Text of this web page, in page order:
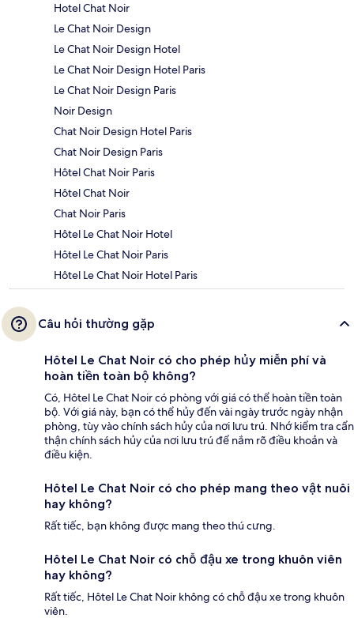
Hotel Chat Noir
Le Chat Noir Design
Le Chat Noir Design Hotel
Le Chat Noir Design Hotel Paris
Le Chat Noir Design Paris
Noir Design
Chat Noir Design Hotel Paris
Chat Noir Design Paris
Hôtel Chat Noir Paris
Hôtel Chat Noir
Chat Noir Paris
Hôtel Le Chat Noir Hotel
Hôtel Le Chat Noir Paris
Hôtel Le Chat Noir Hotel Paris
Câu hỏi thường gặp
Hôtel Le Chat Noir có cho phép hủy miễn phí và
hoàn tiền toàn bộ không?
Có, Hôtel Le Chat Noir có phòng với giá có thể hoàn tiền toàn
bộ. Với giá này, bạn có thể hủy đến vài ngày trước ngày nhận
phòng, tùy vào chính sách hủy của nơi lưu trú. Nhớ kiểm tra cẩn
thận chính sách hủy của nơi lưu trú để nắm rõ điều khoản và
điều kiện.
Hôtel Le Chat Noir có cho phép mang theo vật nuôi
hay không?
Rất tiếc, bạn không được mang theo thú cưng.
Hôtel Le Chat Noir có chỗ đậu xe trong khuôn viên
hay không?
Rất tiếc, Hôtel Le Chat Noir không có chỗ đậu xe trong khuôn
viên.